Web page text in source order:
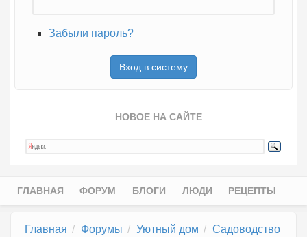
Забыли пароль?
НОВОЕ НА САЙТЕ
Главное меню
ГЛАВНАЯ ФОРУМ БЛОГИ ЛЮДИ РЕЦЕПТЫ
Главная Форумы Уютный дом
Садоводство